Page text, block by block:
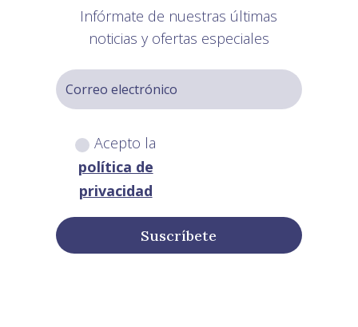
Infórmate de nuestras últimas
noticias y ofertas especiales
Acepto la
política de
privacidad
Suscríbete